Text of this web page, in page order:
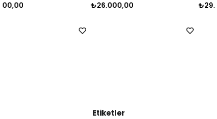
₺26.000,00 ₺29.999,00
Etiketler